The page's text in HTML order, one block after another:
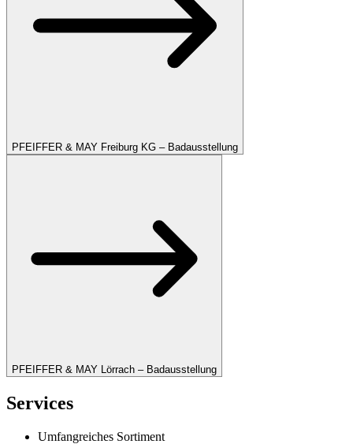
PFEIFFER & MAY Freiburg KG – Badausstellung
PFEIFFER & MAY Lörrach – Badausstellung
Services
Umfangreiches Sortiment